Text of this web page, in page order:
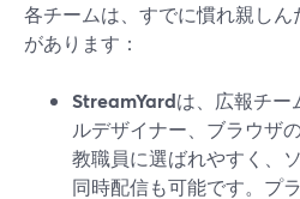
各チームは、すでに慣れ親し
があります：
StreamYardは、広報チー
ルデザイナー、ブラウザ
教職員に選ばれやすく、
同時配信も可能です。プ